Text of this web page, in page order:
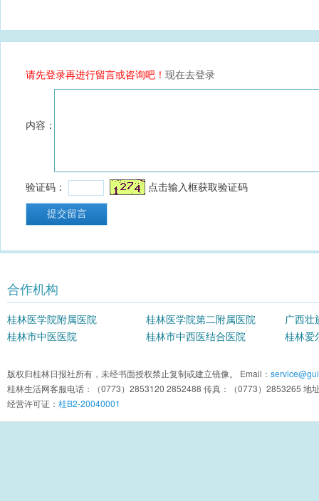
合作机构
桂林医学院附属医院 桂林医学院第二附属医院
广西壮
院
桂林市中医医院 桂林市中西医结合医院 桂林爱
版权归桂林日报社所有，未经书面授权禁止复制或建立镜像。 Email：
桂林生活网客服电话：（0773）2853120 2852488 传真：（0773）2853265 地
经营许可证： 桂B2-20040001